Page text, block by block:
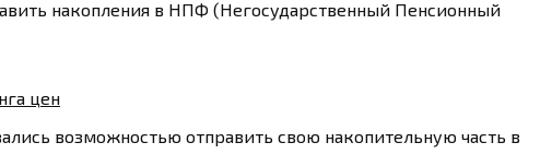
накопления в НПФ (Негосударственный Пенсионный
возможностью отправить свою накопительную часть в